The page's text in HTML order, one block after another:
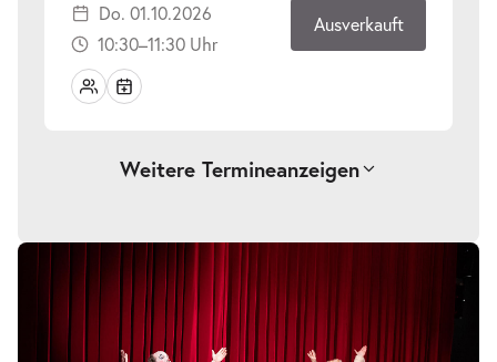
01.10.2026
Do. 01.10.2026
10:30–11:30 Uhr
Ausverkauft
Weitere Termineanzeigen
Pa-Pa-Papageno. Die Zauberflöte für
Kinder-
Sa.
24.10.2026
Sa. 24.10.2026
15:00–16:00 Uhr
Tickets
Bildergalerie
überspringen